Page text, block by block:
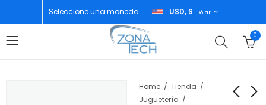
Seleccione una moneda USD, $ Dólar
0
Home
Tienda
Juguetería